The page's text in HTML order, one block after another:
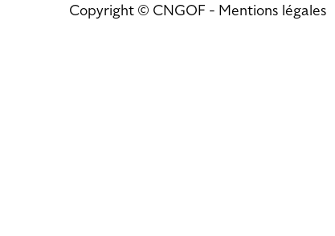
Copyright © CNGOF - Mentions légales